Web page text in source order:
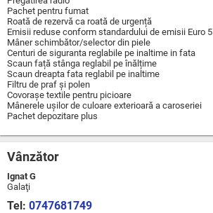
Pachet pentru fumat
Roată de rezervă ca roată de urgență
Emisii reduse conform standardului de emisii Euro 5
Mâner schimbător/selector din piele
Centuri de siguranta reglabile pe inaltime in fata
Scaun față stânga reglabil pe înălțime
Scaun dreapta fata reglabil pe inaltime
Filtru de praf și polen
Covorașe textile pentru picioare
Mânerele ușilor de culoare exterioară a caroseriei
Pachet depozitare plus
Vânzător
Ignat G
Galaţi
Tel: 0747681749